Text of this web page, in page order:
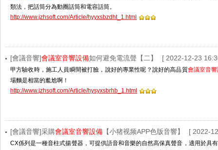
類法，把話筒分為動圈話筒和電容話筒。
http://www.jzhsoft.com/Article/hyyxsbzdht_1.html
[會議音響]會議室音響設備如何避免電流聲【二】 [ 2022-12-23
甲方驗收時，施工人員瞬間被打臉，說好的專業性呢？說好的高品質會議室音
場麵是相當的尷尬啊！
http://www.jzhsoft.com/Article/hysyxsbrhb_1.html
[會議音響]采購會議室音響設備 【小猪视频APP色版音響】 [ 2022-
CX係列是一種音柱式揚聲器，可提供語音和音樂的自然高保真聲音，適用於具有